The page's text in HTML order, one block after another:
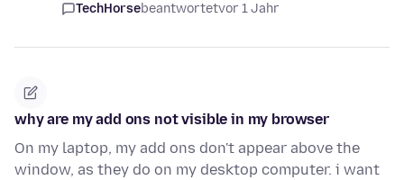
TechHorsebeantwortetvor 1 Jahr
why are my add ons not visible in my browser
On my laptop, my add ons don't appear above the
window, as they do on my desktop computer. i want